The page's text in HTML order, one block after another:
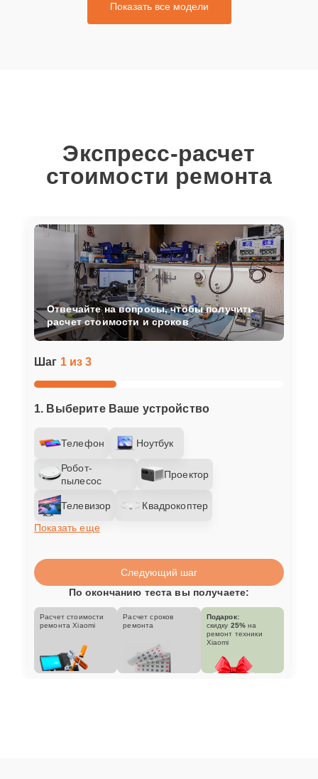
Показать все модели
Экспресс-расчет
стоимости ремонта
Шаг 1 из 3
1. Выберите Ваше устройство
Телефон Ноутбук
Робот-
пылесос
Проектор
Телевизор
Квадрокоптер
Показать еще
Отвечайте на вопросы, чтобы получить
расчет стоимости и сроков
Следующий шаг
По окончанию теста вы получаете:
Расчет стоимости
ремонта Xiaomi
Расчет сроков
ремонта
Подарок:
скидку 25% на
ремонт техники
Xiaomi